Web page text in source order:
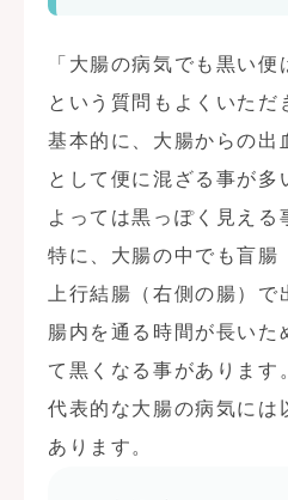
「大腸の病気でも黒い便
という質問もよくいただ
基本的に、大腸からの出
として便に混ざる事が多
よっては黒っぽく見える
特に、大腸の中でも盲腸
上行結腸（右側の腸）で
腸内を通る時間が長いた
て黒くなる事があります
代表的な大腸の病気には
あります。